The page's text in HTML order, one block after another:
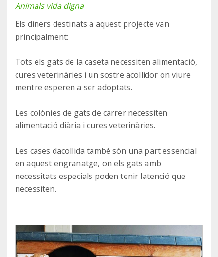
Animals vida digna
Els diners destinats a aquest projecte van
principalment:
Tots els gats de la caseta necessiten alimentació,
cures veterinàries i un sostre acollidor on viure
mentre esperen a ser adoptats.
Les colònies de gats de carrer necessiten
alimentació diària i cures veterinàries.
Les cases dacollida també són una part essencial
en aquest engranatge, on els gats amb
necessitats especials poden tenir latenció que
necessiten.